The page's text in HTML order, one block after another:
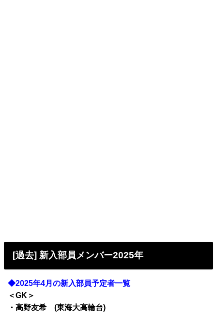
[過去] 新入部員メンバー2025年
◆2025年4月の新入部員予定者一覧
＜GK＞
・高野友希 (東海大高輪台)